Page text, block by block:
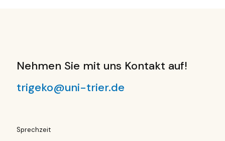
Nehmen Sie mit uns Kontakt auf!
trigeko@uni-trier.de
Sprechzeit